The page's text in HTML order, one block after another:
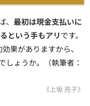
最初は現金支払いに
という手もアリです。
果がありますから、
しょうか。（執筆者：
《上坂 亮子》